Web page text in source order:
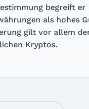
begreift er
als hohes
gilt vor allem
Kryptos.